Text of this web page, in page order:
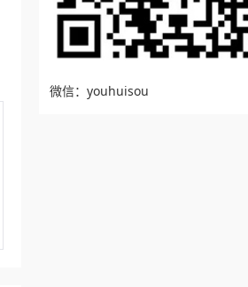
微信：youhuisou